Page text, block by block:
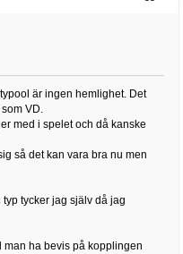
är ingen hemlighet. Det
VD.
med i spelet och då kanske
så det kan vara bra nu men
tycker jag själv då jag
man ha bevis på kopplingen